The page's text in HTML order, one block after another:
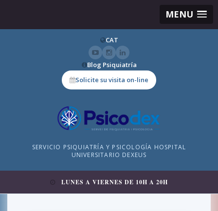
MENU
CAT
Blog Psiquiatría
Solicite su visita on-line
SERVICIO PSIQUIATRÍA Y PSICOLOGÍA HOSPITAL
UNIVERSITARIO DEXEUS
LUNES A VIERNES DE 10H A 20H